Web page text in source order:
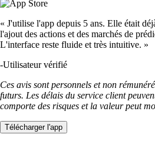
« J'utilise l'app depuis 5 ans. Elle était
l'ajout des actions et des marchés de
L'interface reste fluide et très intuitive. »
-Utilisateur vérifié
Ces avis sont personnels et non
futurs. Les délais du service client
comporte des risques et la valeur peut
Télécharger l'app